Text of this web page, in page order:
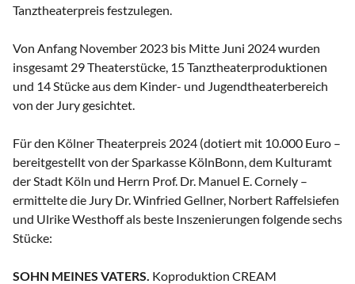
Tanztheaterpreis festzulegen.
Von Anfang November 2023 bis Mitte Juni 2024 wurden
insgesamt 29 Theaterstücke, 15 Tanztheaterproduktionen
und 14 Stücke aus dem Kinder- und Jugendtheaterbereich
von der Jury gesichtet.
Für den Kölner Theaterpreis 2024 (dotiert mit 10.000 Euro –
bereitgestellt von der Sparkasse KölnBonn, dem Kulturamt
der Stadt Köln und Herrn Prof. Dr. Manuel E. Cornely –
ermittelte die Jury Dr. Winfried Gellner, Norbert Raffelsiefen
und Ulrike Westhoff als beste Inszenierungen folgende sechs
Stücke:
SOHN MEINES VATERS. Koproduktion CREAM